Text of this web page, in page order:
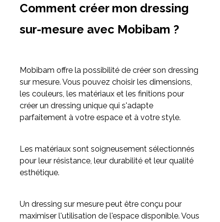
Comment créer mon dressing
sur-mesure avec Mobibam ?
Mobibam offre la possibilité de créer son dressing
sur mesure. Vous pouvez choisir les dimensions,
les couleurs, les matériaux et les finitions pour
créer un dressing unique qui s'adapte
parfaitement à votre espace et à votre style.
Les matériaux sont soigneusement sélectionnés
pour leur résistance, leur durabilité et leur qualité
esthétique.
Un dressing sur mesure peut être conçu pour
maximiser l'utilisation de l'espace disponible. Vous